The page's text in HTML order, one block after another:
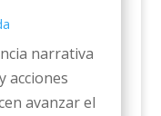
narrativa
acciones
avanzar el